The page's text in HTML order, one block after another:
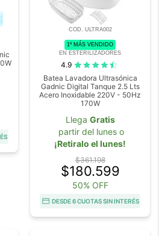
COD. ULTRA002
1º MÁS VENDIDO
EN ESTERILIZADORES
4.9
Batea Lavadora Ultrasónica
Gadnic Digital Tanque 2.5 Lts
Acero Inoxidable 220V - 50Hz
170W
Llega Gratis
partir del lunes o
¡Retiralo el lunes!
$361.198
$180.599
50% OFF
DESDE 6 CUOTAS SIN INTERÉS